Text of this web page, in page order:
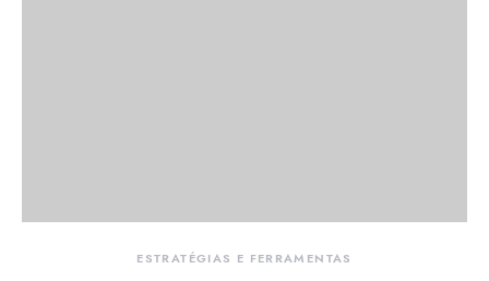
ESTRATÉGIAS E FERRAMENTAS